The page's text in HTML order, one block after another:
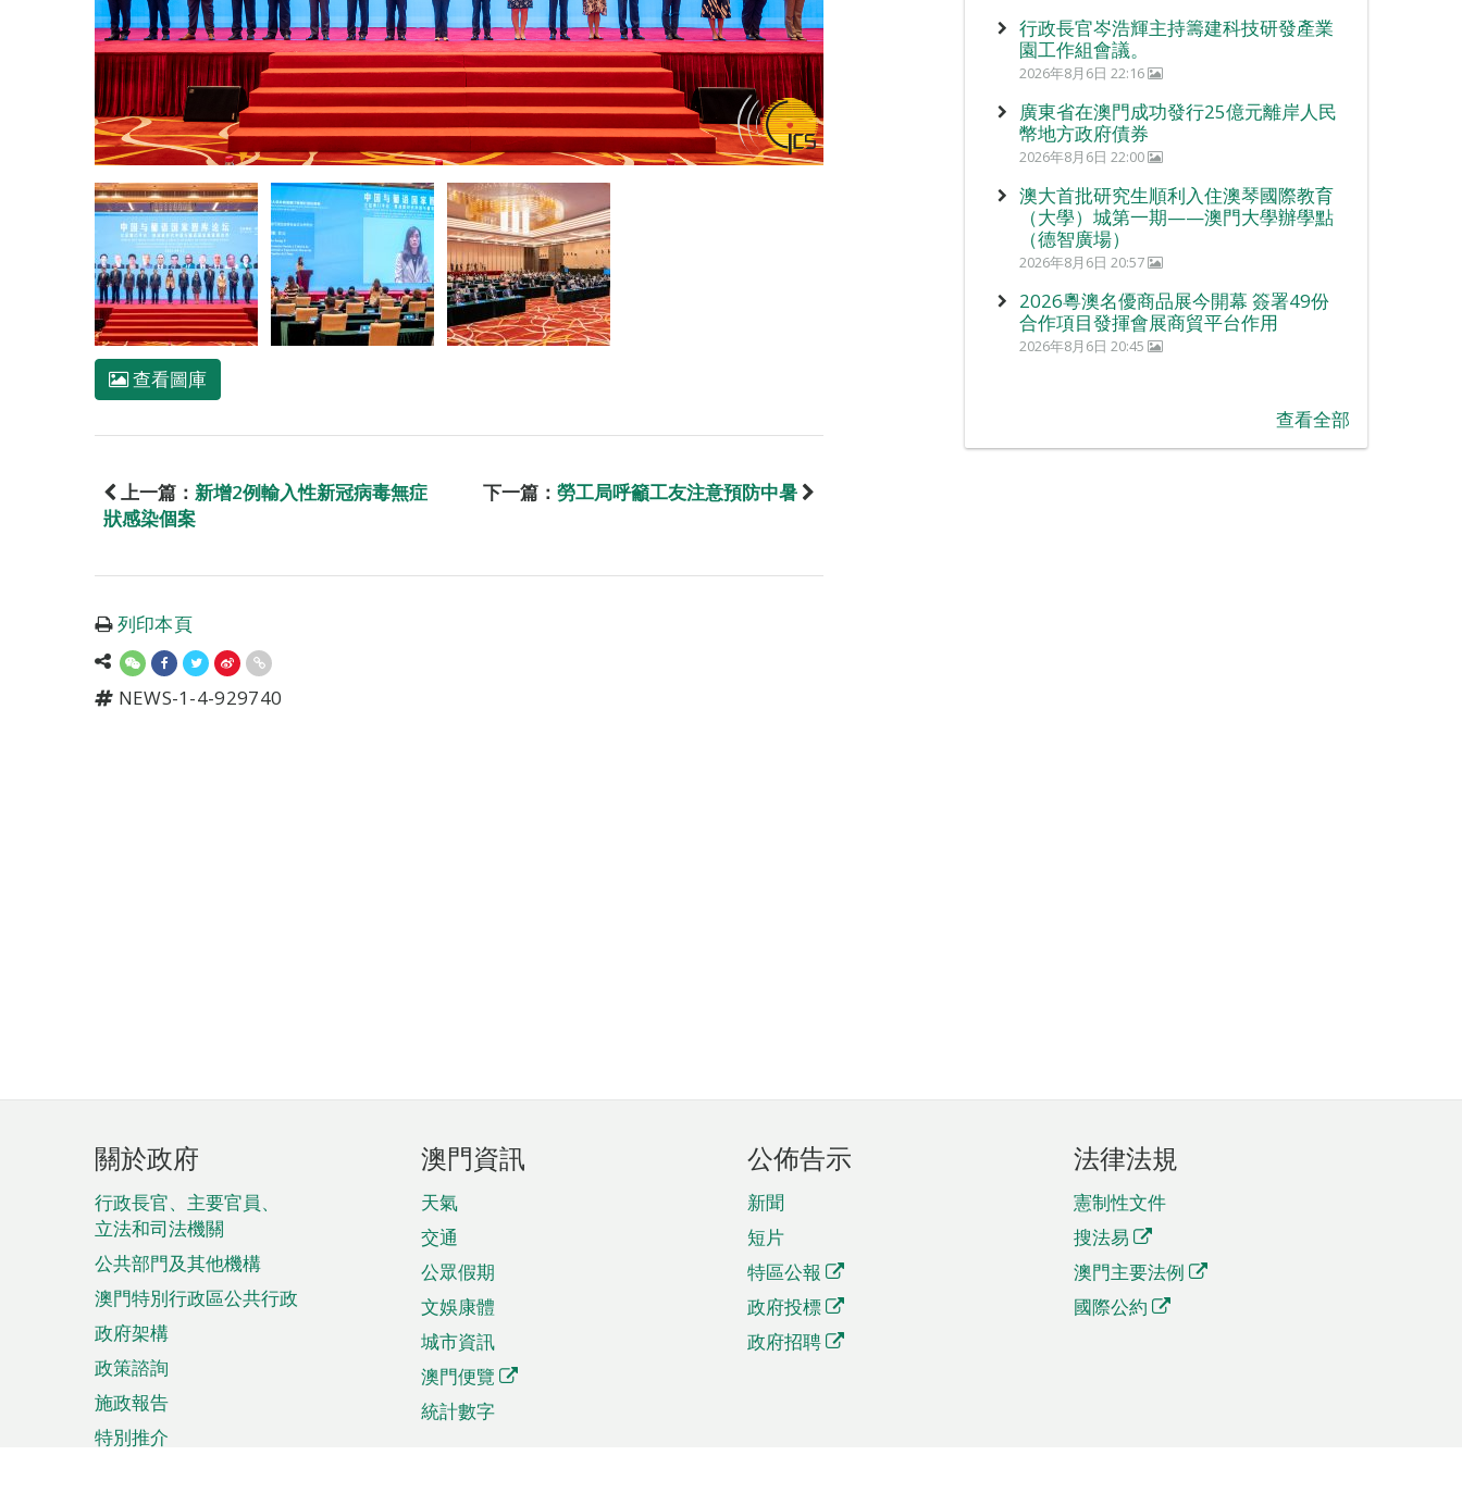
查看圖庫
上一篇： 新增2例輸入性新冠病毒無症
狀感染個案
下一篇： 勞工局呼籲工友注意預防中暑
列印本頁
NEWS-1-4-929740
行政長官岑浩輝主持籌建科技研發產業
園工作組會議。
2026年8月6日 22:16
廣東省在澳門成功發行25億元離岸人民
幣地方政府債券
2026年8月6日 22:00
澳大首批研究生順利入住澳琴國際教育
（大學）城第一期——澳門大學辦學點
（德智廣場）
2026年8月6日 20:57
2026粵澳名優商品展今開幕 簽署49份
合作項目發揮會展商貿平台作用
2026年8月6日 20:45
查看全部
頁
腳
菜
單
關於政府
行政長官、主要官員、
立法和司法機關
公共部門及其他機構
澳門特別行政區公共行政
政府架構
政策諮詢
施政報告
特別推介
澳門資訊
天氣
交通
公眾假期
文娛康體
城市資訊
澳門便覽
統計數字
公佈告示
新聞
短片
特區公報
政府投標
政府招聘
法律法規
憲制性文件
搜法易
澳門主要法例
國際公約